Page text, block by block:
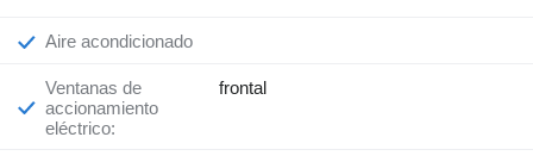
Aire acondicionado
Ventanas de
accionamiento
eléctrico:
frontal